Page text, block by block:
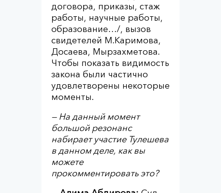
договора, приказы, стаж
работы, научные работы,
образование…/, вызов
свидетелей М.Каримова,
Досаева, Мырзахметова.
Чтобы показать видимость
закона были частично
удовлетворены некоторые
моменты.
— На данный момент
большой резонанс
набирает участие Тулешева
в данном деле, как вы
можете
прокомментировать это?